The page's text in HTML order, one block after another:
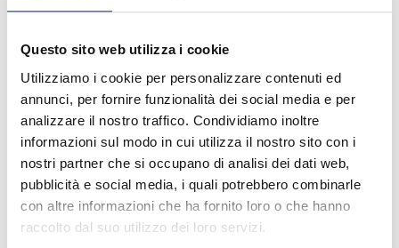
Questo sito web utilizza i cookie
Utilizziamo i cookie per personalizzare contenuti ed
annunci, per fornire funzionalità dei social media e per
analizzare il nostro traffico. Condividiamo inoltre
informazioni sul modo in cui utilizza il nostro sito con i
nostri partner che si occupano di analisi dei dati web,
pubblicità e social media, i quali potrebbero combinarle
con altre informazioni che ha fornito loro o che hanno
raccolto dal suo utilizzo dei loro servizi.
europei e perseguire un'economia neutrale dal punto
infrastrutture energetiche transfrontaliere
fondamentali tra l'UE e i Paesi terzi, che contribuiscono
agli obiettivi di politica energetica e climatica
dell'Unione.
CONDIVIDI